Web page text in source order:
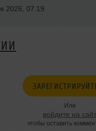
2026, 07:19
Или
войдите на сайт
чтобы оставить